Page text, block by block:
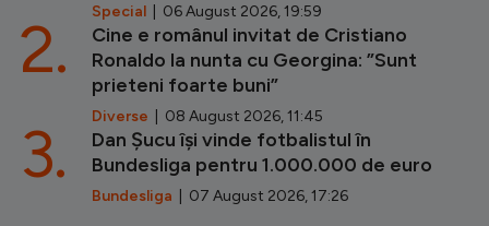
Special | 06 August 2026, 19:59
Cine e românul invitat de Cristiano
Ronaldo la nunta cu Georgina: ”Sunt
prieteni foarte buni”
Diverse | 08 August 2026, 11:45
2.
Dan Șucu își vinde fotbalistul în
Bundesliga pentru 1.000.000 de euro
Bundesliga | 07 August 2026, 17:26
3.